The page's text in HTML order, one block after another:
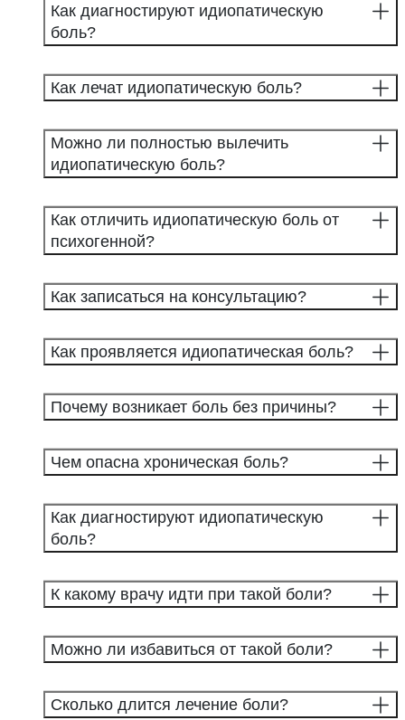
Как диагностируют идиопатическую
боль?
Как лечат идиопатическую боль?
Можно ли полностью вылечить
идиопатическую боль?
Как отличить идиопатическую боль от
психогенной?
Как записаться на консультацию?
Как проявляется идиопатическая боль?
Почему возникает боль без причины?
Чем опасна хроническая боль?
Как диагностируют идиопатическую
боль?
К какому врачу идти при такой боли?
Можно ли избавиться от такой боли?
Сколько длится лечение боли?